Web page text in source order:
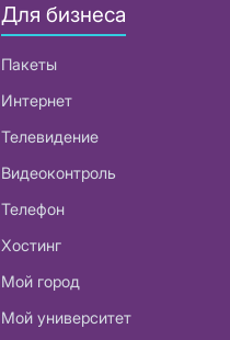
Для бизнеса
Пакеты
Интернет
Телевидение
Видеоконтроль
Телефон
Хостинг
Мой город
Мой университет